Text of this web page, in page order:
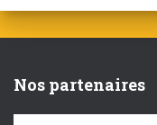
Nos partenaires